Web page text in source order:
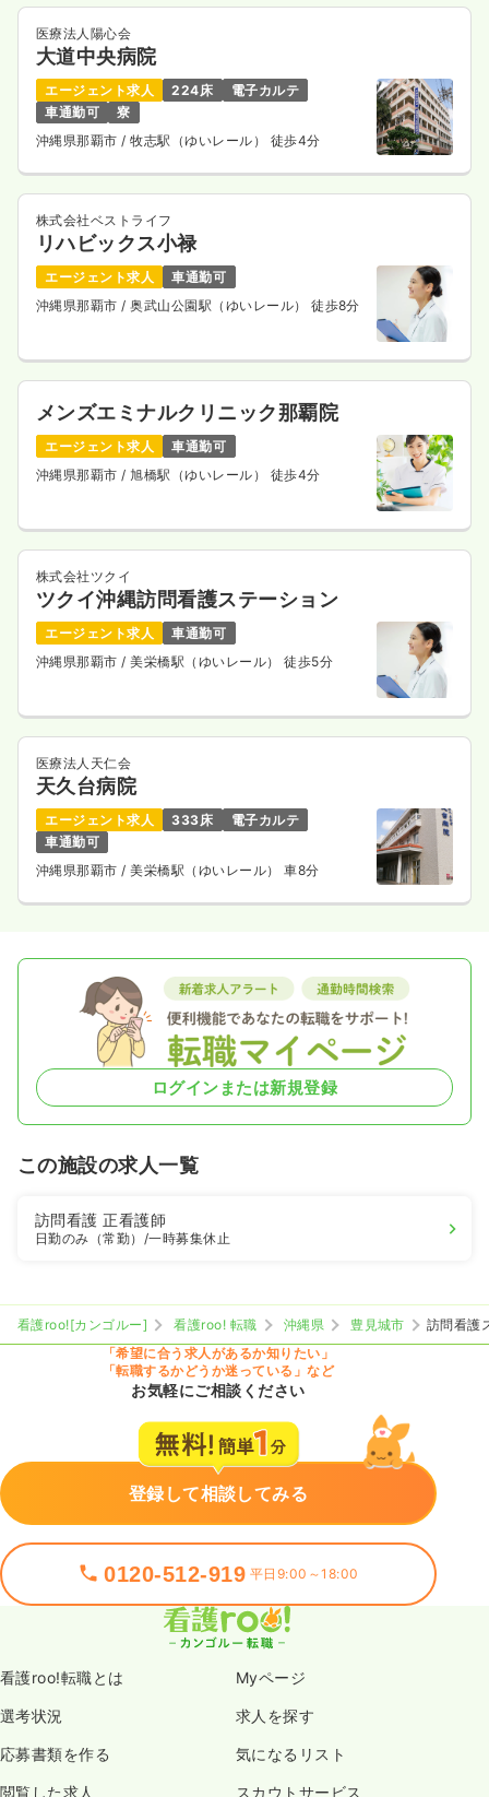
医療法人陽心会
大道中央病院
エージェント求人 224床
電子カルテ
車通勤可
寮
沖縄県那覇市/ 牧志駅（ゆいレール） 徒歩4分
株式会社ベストライフ
リハビックス小禄
エージェント求人
車通勤可
沖縄県那覇市 / 奥武山公園駅（ゆいレール） 徒歩8分
メンズエミナルクリニック那覇院
エージェント求人
車通勤可
沖縄県那覇市 / 旭橋駅（ゆいレール） 徒歩4分
株式会社ツクイ
ツクイ沖縄訪問看護ステーション
エージェント求人
車通勤可
沖縄県那覇市 / 美栄橋駅（ゆいレール） 徒歩5分
医療法人天仁会
天久台病院
エージェント求人 333床
電子カルテ
車通勤可
沖縄県那覇市/ 美栄橋駅（ゆいレール） 車8分
ログインまたは新規登録
この施設の求人一覧
訪問看護正看護師
日勤のみ（常勤） /一時募集休止
看護roo![カンゴルー] 看護roo! 転職 沖縄県 豊見城市
訪問看護
「希望に合う求人があるか知りたい」
「転職するかどうか迷っている」など
お気軽にご相談ください
登録して相談してみる
0120-512-919 平日9:00～18:00
看護roo!転職とは Myページ
選考状況 求人を探す
応募書類を作る 気になるリスト
閲覧した求人 スカウトサービス